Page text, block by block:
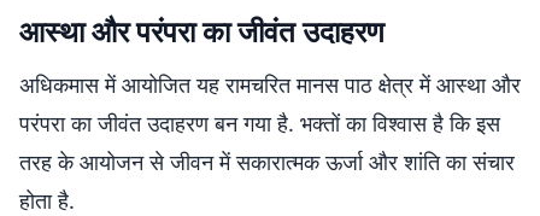
आस्था और परंपरा का जीवंत उदाहरण
अधिकमास में आयोजित यह रामचरित मानस पाठ क्षेत्र में आस्था और
परंपरा का जीवंत उदाहरण बन गया है. भक्तों का विश्वास है कि इस
तरह के आयोजन से जीवन में सकारात्मक ऊर्जा और शांति का संचार
होता है.